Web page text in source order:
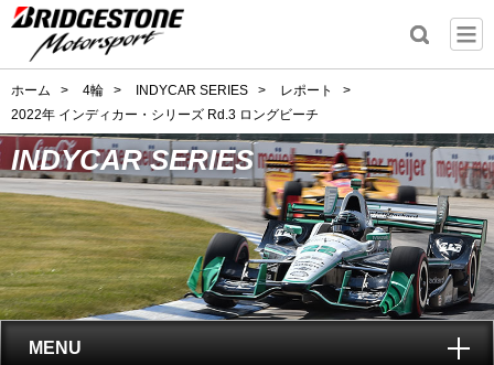
ホーム > 4輪 > INDYCAR SERIES > レポート
>
2022年 インディカー・シリーズ Rd.3 ロングビーチ
INDYCAR SERIES
MENU